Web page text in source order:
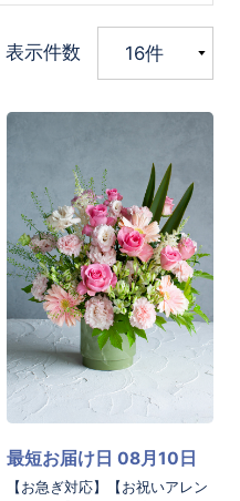
表示件数
【お急ぎ対応】【お祝いアレン
最短お届け日 08月10日